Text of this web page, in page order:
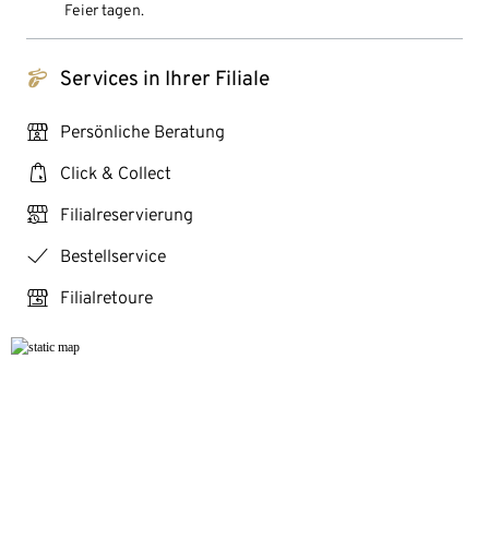
Feiertagen.
tchibo_logo Services in Ihrer Filiale
personal_services Persönliche Beratung
click_collect Click & Collect
click_reserve_store Filialreservierung
checkmark Bestellservice
store_return Filialretoure